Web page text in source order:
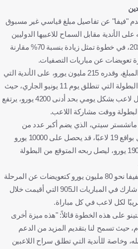
"فيفا" عن تفاصيل مبلغ قياسي غير مسبوق
على الأندية مقابل السماح للاعبيها الدوليين
بالمشاركة في كأس العالم 2026، في خطوة تمثل زيادة بنسبة 70% مقارنة
وسيتم توزيع الجزء الأكبر من المبلغ، وقدره 215 مليون يورو، على الأندية التي
تسمح للاعبيها بالمشاركة في البطولة التي تنطلق يوم 11 يونيو الجاري، حيث
سيتم احتساب المدفوعات لكل لاعب بشكل يومي بحد أدنى 4200 يورو، يرتفع
ووقت مشاركة اللاعب.
مانشستر سيتي، الذي يضم أكبر عدد من
اللاعبين المستدعين للمونديال بواقع 19 لاعبًا، قد يحصل على 10000 يورو
يوميًا لكل لاعب بإجمالي 190000 يورو، ليصل ربحه المتوقع من البطولة
وفي سابقة تاريخية، خصص الفيفا نحو 80 مليون يورو كتعويضات عن المرحلة
التأهيلية، توزع على كل لاعب شارك في المباريات الـ905 التي أقيمت خلال
على هذه الخطوة قائلاً: "هذه ميزة أخرى
حيث تسمح لنا بتقديم المزيد من الدعم
وخاصة للأندية التي تطلق سراح اللاعبين